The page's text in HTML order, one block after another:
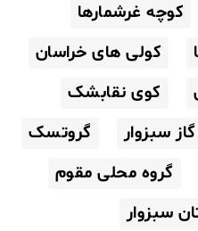
کوچه غرشمارها
کولی های خراسان
کوی نقابشک
گاز سبزوار
گروتسک
گروه محلی مقوم
سبزوار